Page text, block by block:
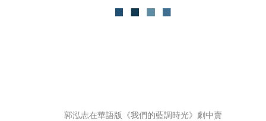
郭泓志在華語版《我們的藍調時光》劇中賣